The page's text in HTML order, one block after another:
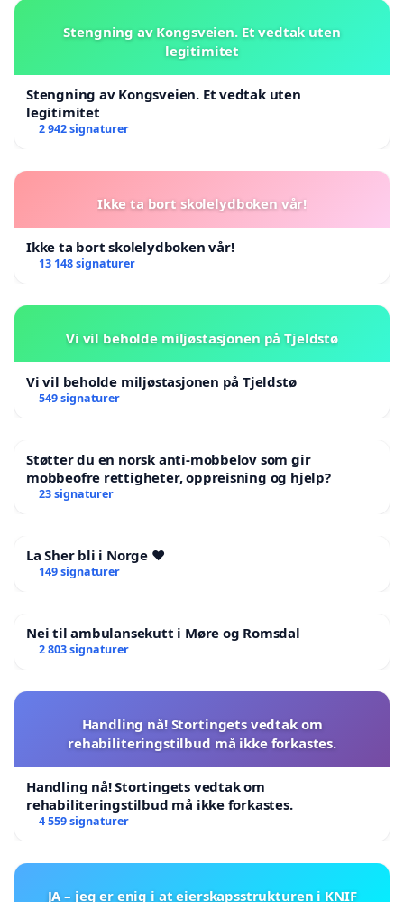
Stengning av Kongsveien. Et vedtak uten
legitimitet
Stengning av Kongsveien. Et vedtak uten
legitimitet
2 942 signaturer
Ikke ta bort skolelydboken vår!
Ikke ta bort skolelydboken vår!
13 148 signaturer
Vi vil beholde miljøstasjonen på Tjeldstø
Vi vil beholde miljøstasjonen på Tjeldstø
549 signaturer
Støtter du en norsk anti-mobbelov som gir
mobbeofre rettigheter, oppreisning og hjelp?
23 signaturer
La Sher bli i Norge ❤️
149 signaturer
Nei til ambulansekutt i Møre og Romsdal
2 803 signaturer
Handling nå! Stortingets vedtak om
rehabiliteringstilbud må ikke forkastes.
Handling nå! Stortingets vedtak om
rehabiliteringstilbud må ikke forkastes.
4 559 signaturer
JA – jeg er enig i at eierskapsstrukturen i KNIF